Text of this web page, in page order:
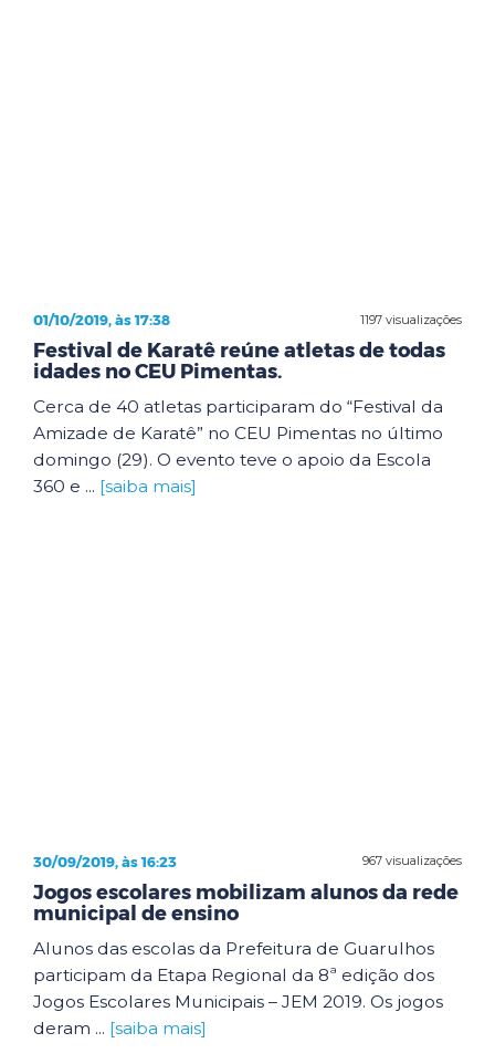
1197 visualizações
01/10/2019, às 17:38
Festival de Karatê reúne atletas de todas
idades no CEU Pimentas.
Cerca de 40 atletas participaram do “Festival da
Amizade de Karatê” no CEU Pimentas no último
domingo (29). O evento teve o apoio da Escola
360 e ... [saiba mais]
967 visualizações
30/09/2019, às 16:23
Jogos escolares mobilizam alunos da rede
municipal de ensino
Alunos das escolas da Prefeitura de Guarulhos
participam da Etapa Regional da 8ª edição dos
Jogos Escolares Municipais – JEM 2019. Os jogos
deram ... [saiba mais]